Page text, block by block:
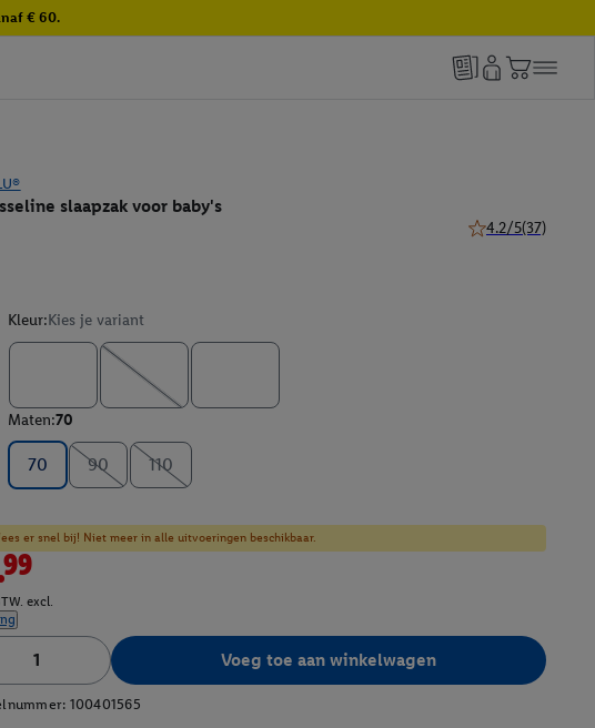
€ 60.
slaapzak voor baby's
4.2/5(37)
Kleur:Kies je variant
Maten:70
70 90 110
er snel bij! Niet meer in alle uitvoeringen beschikbaar.
excl.
Voeg toe aan winkelwagen
100401565